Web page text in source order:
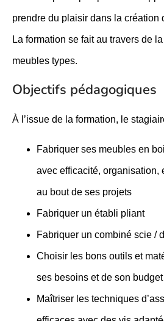
prendre du plaisir dans la création
La formation se fait au travers de
meubles types.
Objectifs pédagogiques
À l’issue de la formation, le
Fabriquer ses meubles en
avec efficacité, organisation,
au bout de ses projets
Fabriquer un établi pliant
Fabriquer un combiné scie /
Choisir les bons outils et
ses besoins et de son budget
Maîtriser les techniques